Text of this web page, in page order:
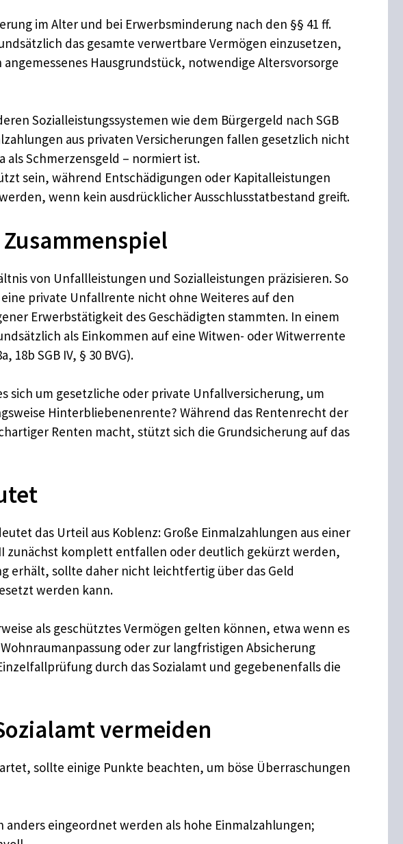
im Alter und bei Erwerbsminderung nach den §§ 41 ff.
das gesamte verwertbare Vermögen einzusetzen,
Hausgrundstück, notwendige Altersvorsorge
Sozialleistungssystemen wie dem Bürgergeld nach SGB
aus privaten Versicherungen fallen gesetzlich nicht
als Schmerzensgeld – normiert ist.
sein, während Entschädigungen oder Kapitalleistungen
wenn kein ausdrücklicher Ausschlusstatbestand greift.
von Unfallleistungen und Sozialleistungen präzisieren. So
private Unfallrente nicht ohne Weiteres auf den
Erwerbstätigkeit des Geschädigten stammten. In einem
als Einkommen auf eine Witwen- oder Witwerrente
SGB IV, § 30 BVG).
sich um gesetzliche oder private Unfallversicherung, um
Hinterbliebenenrente? Während das Rentenrecht der
Renten macht, stützt sich die Grundsicherung auf das
das Urteil aus Koblenz: Große Einmalzahlungen aus einer
zunächst komplett entfallen oder deutlich gekürzt werden,
erhält, sollte daher nicht leichtfertig über das Geld
werden kann.
als geschütztes Vermögen gelten können, etwa wenn es
oder zur langfristigen Absicherung
durch das Sozialamt und gegebenenfalls die
vermeiden
sollte einige Punkte beachten, um böse Überraschungen
eingeordnet werden als hohe Einmalzahlungen;